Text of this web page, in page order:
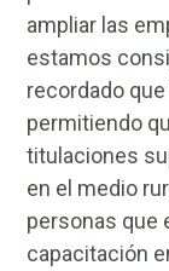
ampliar las
estamos
recordado
permitiendo
titulaciones
en el medio
personas que
capacitación